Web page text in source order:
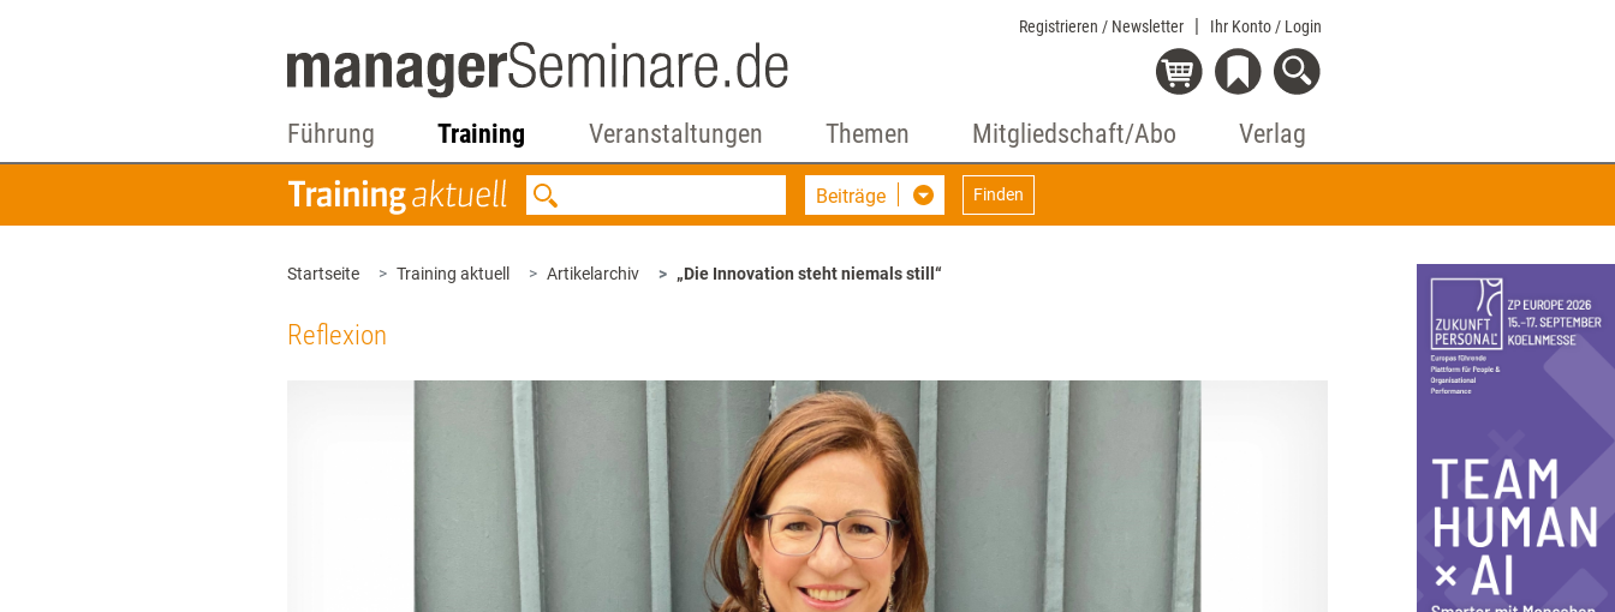
Registrieren / Newsletter Ihr Konto / Login
Führung Training Veranstaltungen Themen Mitgliedschaft/Abo Verlag
Beiträge Finden
Startseite Training aktuell Artikelarchiv „Die Innovation steht niemals still“
Reflexion